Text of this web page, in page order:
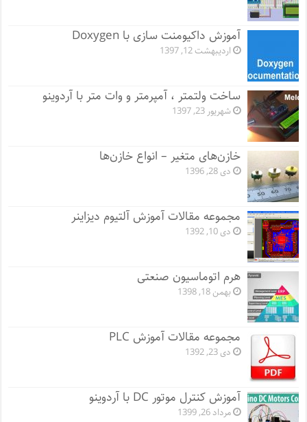
آموزش داکیومنت سازی با Doxygen
اردیبهشت 12, 1397
ساخت ولتمتر ، آمپرمتر و وات متر با آردوینو
شهریور 23, 1397
خازن‌های متغیر – انواع خازن‌ها
دی 28, 1396
مجموعه مقالات آموزش آلتیوم دیزاینر
دی 10, 1392
هرم اتوماسیون صنعتی
بهمن 18, 1398
مجموعه مقالات آموزش PLC
دی 23, 1392
آموزش کنترل موتور DC با آردوینو
مرداد 26, 1399